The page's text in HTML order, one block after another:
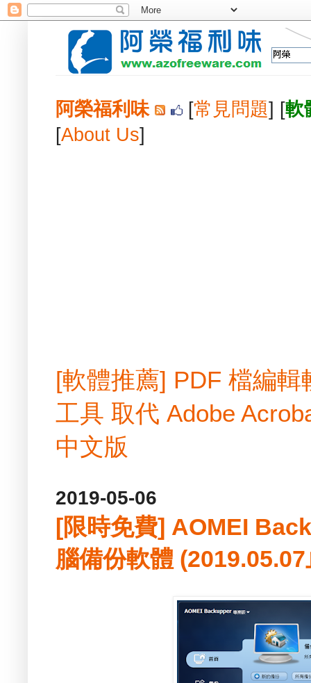
阿榮福利味 [常見問題] [軟
[About Us]
[軟體推薦] PDF 檔編
工具 取代 Adobe
中文版
2019-05-06
[限時免費] AOMEI
腦備份軟體 (2019.05.07